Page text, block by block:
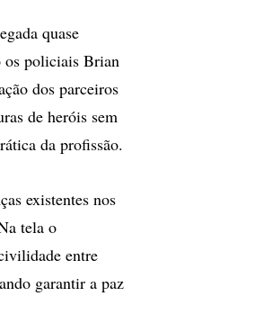
quase
os policiais Brian
dos parceiros
de heróis sem
da profissão.
existentes nos
tela o
entre
garantir a paz